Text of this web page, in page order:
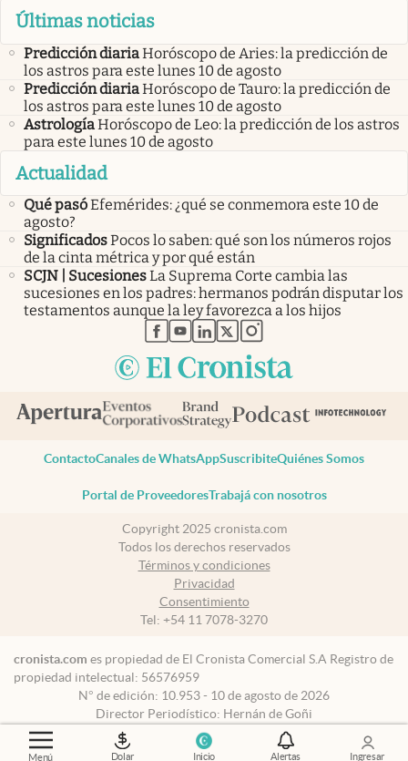
Menú Dolar Inicio Alertas Ingresar
Últimas noticias
Predicción diariaHoróscopo de Aries: la predicción de
los astros para este lunes 10 de agosto
Predicción diariaHoróscopo de Tauro: la predicción de
los astros para este lunes 10 de agosto
AstrologíaHoróscopo de Leo: la predicción de los astros
para este lunes 10 de agosto
Actualidad
Qué pasóEfemérides: ¿qué se conmemora este 10 de
agosto?
SignificadosPocos lo saben: qué son los números rojos
de la cinta métrica y por qué están
SCJN | SucesionesLa Suprema Corte cambia las
sucesiones en los padres: hermanos podrán disputar los
testamentos aunque la ley favorezca a los hijos
abre en nueva pestaña
abre en nueva pestaña
abre en nueva pestaña
abre en nueva pestaña
abre en nueva pestaña
ContactoCanales de WhatsAppSuscribiteQuiénes Somos
Portal de ProveedoresTrabajá con nosotros
Copyright 2025 cronista.com
Todos los derechos reservados
Términos y condiciones
Privacidad
Consentimiento
Tel: +54 11 7078-3270
cronista.com es propiedad de El Cronista Comercial S.A Registro de
propiedad intelectual: 56576959
N° de edición: 10.953 - 10 de agosto de 2026
Director Periodístico: Hernán de Goñi